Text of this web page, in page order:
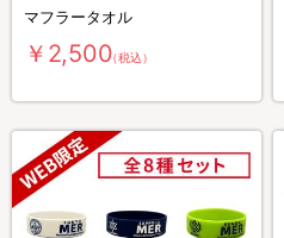
マフラータオル
￥2,500（税込）